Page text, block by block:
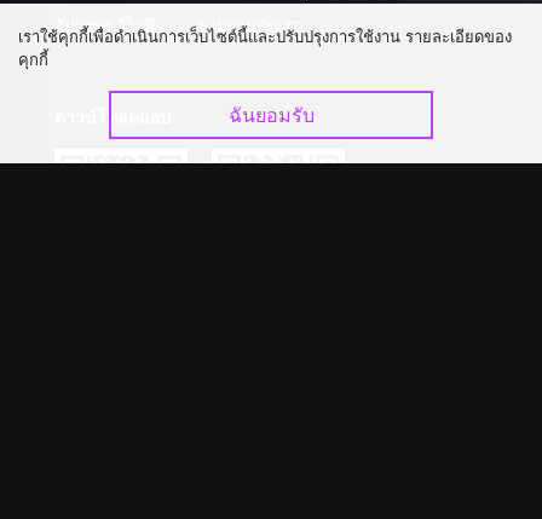
อัปเกรด วีไอพี
ร่วมงานกับเรา
เราใช้คุกกี้เพื่อดำเนินการเว็บไซต์นี้และปรับปรุงการใช้งาน รายละเอียดของ
คุกกี้
ฉันยอมรับ